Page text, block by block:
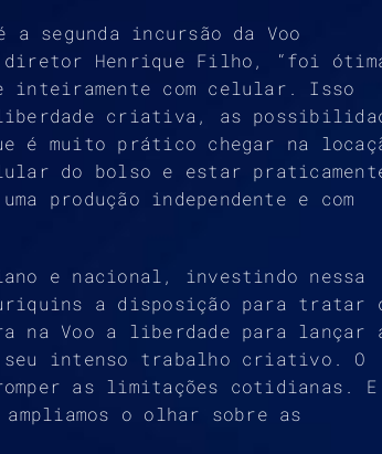
segunda incursão da Voo
diretor Henrique Filho, “foi
inteiramente com celular. Isso
criativa, as
é muito prático chegar na
do bolso e estar
produção independente e com
e nacional, investindo nessa
a disposição para tratar
na Voo a liberdade para lançar
seu intenso trabalho criativo. O
as limitações cotidianas. E
o olhar sobre as